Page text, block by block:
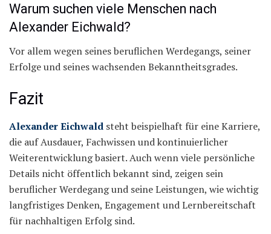
Warum suchen viele Menschen nach
Alexander Eichwald?
Vor allem wegen seines beruflichen Werdegangs, seiner
Erfolge und seines wachsenden Bekanntheitsgrades.
Fazit
Alexander Eichwald steht beispielhaft für eine Karriere,
die auf Ausdauer, Fachwissen und kontinuierlicher
Weiterentwicklung basiert. Auch wenn viele persönliche
Details nicht öffentlich bekannt sind, zeigen sein
beruflicher Werdegang und seine Leistungen, wie wichtig
langfristiges Denken, Engagement und Lernbereitschaft
für nachhaltigen Erfolg sind.